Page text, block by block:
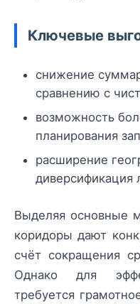
Ключевые
снижение
сравнению с
возможность
планирования
расширение
диверсификация
Выделяя основные
коридоры дают
счёт сокращения
Однако для
требуется